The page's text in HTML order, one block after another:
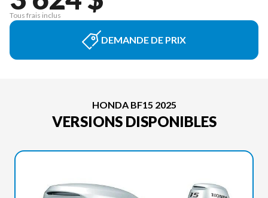
Tous frais inclus
DEMANDE DE PRIX
HONDA BF15 2025
VERSIONS DISPONIBLES